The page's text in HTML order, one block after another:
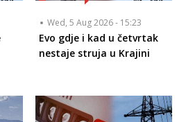
Wed, 5 Aug 2026 - 15:23
Evo gdje i kad u četvrtak
nestaje struja u Krajini